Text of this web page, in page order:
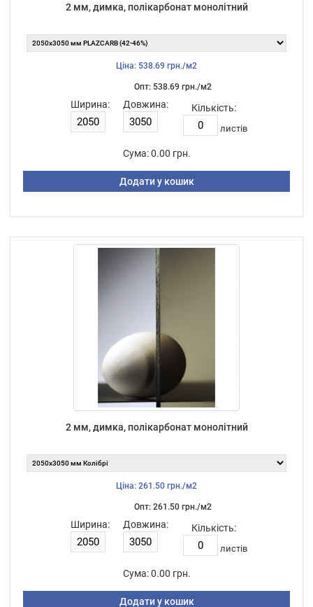
2 мм, димка, полікарбонат монолітний
Ціна: 538.69 грн./м2
Опт: 538.69 грн./м2
Ширина: Довжина: Кількість:
листiв
Сума: 0.00 грн.
Додати у кошик
2 мм, димка, полікарбонат монолітний
Ціна: 261.50 грн./м2
Опт: 261.50 грн./м2
Ширина: Довжина: Кількість:
листiв
Сума: 0.00 грн.
Додати у кошик